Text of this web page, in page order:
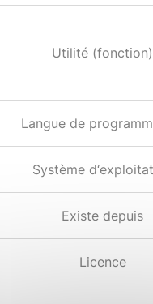
Utilité (fonction)
Langue de
Système
Existe depuis
Licence